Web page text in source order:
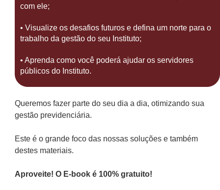
com ele;
• Visualize os desafios futuros e defina um norte para o
trabalho da gestão do seu Instituto;
• Aprenda como você poderá ajudar os servidores
públicos do Instituto.
Queremos fazer parte do seu dia a dia, otimizando sua
gestão previdenciária.
Este é o grande foco das nossas soluções e também
destes materiais.
Aproveite! O E-book é 100% gratuito!